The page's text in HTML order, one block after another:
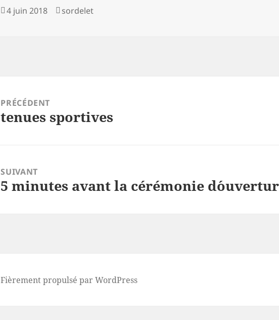
Publié
4 juin 2018 Auteur
sordelet
PRÉCÉDENT
Article
tenues sportives
SUIVANT
Article
5 minutes avant la cérémonie
Fièrement propulsé par WordPress